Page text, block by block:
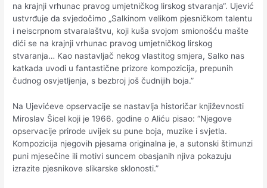
na krajnji vrhunac pravog umjetničkog lirskog stvaranja“. Ujević
ustvrđuje da svjedočimo „Salkinom velikom pjesničkom talentu
i neiscrpnom stvaralaštvu, koji kuša svojom sm­io­noš­ću mašte
dići se na krajnji vrhunac pravog umjet­nič­kog lirskog
stvaranja… Kao nastavljač nekog vlas­titog smjera, Sal­ko nas
katkada uvodi u fantastične prizore kom­pozi­ci­ja, prepunih
čudnog osvjetljenja, s bezbroj još čudnijih boja.”
Na Ujevićeve opservacije se nastavlja historičar književnosti
Miroslav Šicel koji je 1966. godine o Aliću pisao: “Njegove
opservacije prirode uvijek su pune boja, muzike i svjetla.
Kompozicija njegovih pjesama originalna je, a sutonski štimunzi
puni mjesečine ili motivi suncem obas­janih njiva pokazuju
izrazite pjesnikove slikarske sklo­nos­ti.”